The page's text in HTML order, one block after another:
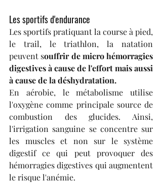
Les sportifs d'endurance
Les sportifs pratiquant la course à pied,
le trail, le triathlon, la natation
peuvent souffrir de micro hémorragies
digestives à cause de l'effort mais aussi
à cause de la déshydratation.
En aérobie, le métabolisme utilise
l'oxygène comme principale source de
combustion des glucides. Ainsi,
l'irrigation sanguine se concentre sur
les muscles et non sur le système
digestif ce qui peut provoquer des
hémorragies digestives qui augmentent
le risque l'anémie.